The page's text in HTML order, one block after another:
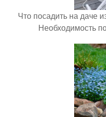
Что посадить на даче
Необходимость